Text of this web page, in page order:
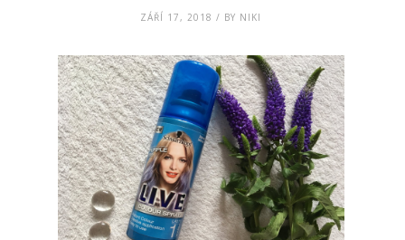
ZÁŘÍ 17, 2018 / BY NIKI